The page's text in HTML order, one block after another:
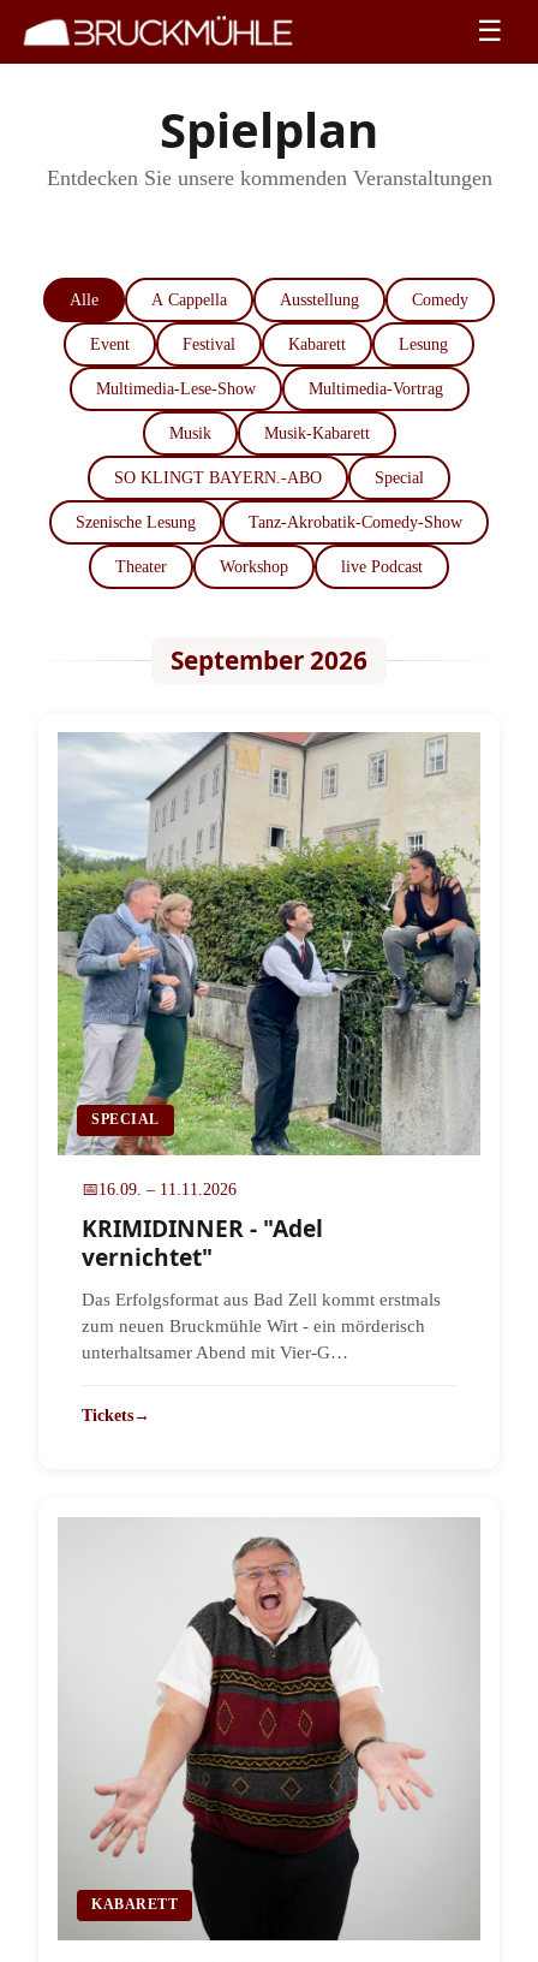
☰
Spielplan
Entdecken Sie unsere kommenden Veranstaltungen
Alle A Cappella Ausstellung Comedy
Event Festival Kabarett Lesung
Multimedia-Lese-Show Multimedia-Vortrag
Musik Musik-Kabarett
SO KLINGT BAYERN.-ABO Special
Szenische Lesung Tanz-Akrobatik-Comedy-Show
Theater Workshop live Podcast
September 2026
SPECIAL
📅16.09. – 11.11.2026
KRIMIDINNER - "Adel
vernichtet"
Das Erfolgsformat aus Bad Zell kommt erstmals
zum neuen Bruckmühle Wirt - ein mörderisch
unterhaltsamer Abend mit Vier-G…
Tickets→
KABARETT